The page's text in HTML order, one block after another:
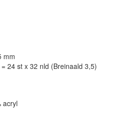
mm
24 st x 32 nld (Breinaald 3,5)
acryl